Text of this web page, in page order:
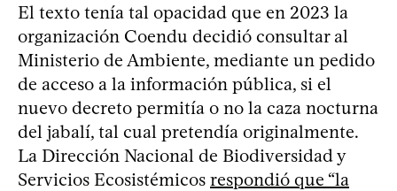
El texto tenía tal opacidad que en 2023 la
organización Coendu decidió consultar al
Ministerio de Ambiente, mediante un pedido
de acceso a la información pública, si el
nuevo decreto permitía o no la caza nocturna
del jabalí, tal cual pretendía originalmente.
La Dirección Nacional de Biodiversidad y
Servicios Ecosistémicos respondió que “la